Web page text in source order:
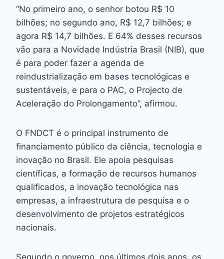
“No primeiro ano, o senhor botou R$ 10
bilhões; no segundo ano, R$ 12,7 bilhões; e
agora R$ 14,7 bilhões. E 64% desses recursos
vão para a Novidade Indústria Brasil (NIB), que
é para poder fazer a agenda de
reindustrialização em bases tecnológicas e
sustentáveis, e para o PAC, o Projecto de
Aceleração do Prolongamento”, afirmou.
O FNDCT é o principal instrumento de
financiamento público da ciência, tecnologia e
inovação no Brasil. Ele apoia pesquisas
científicas, a formação de recursos humanos
qualificados, a inovação tecnológica nas
empresas, a infraestrutura de pesquisa e o
desenvolvimento de projetos estratégicos
nacionais.
Segundo o governo, nos últimos dois anos, os